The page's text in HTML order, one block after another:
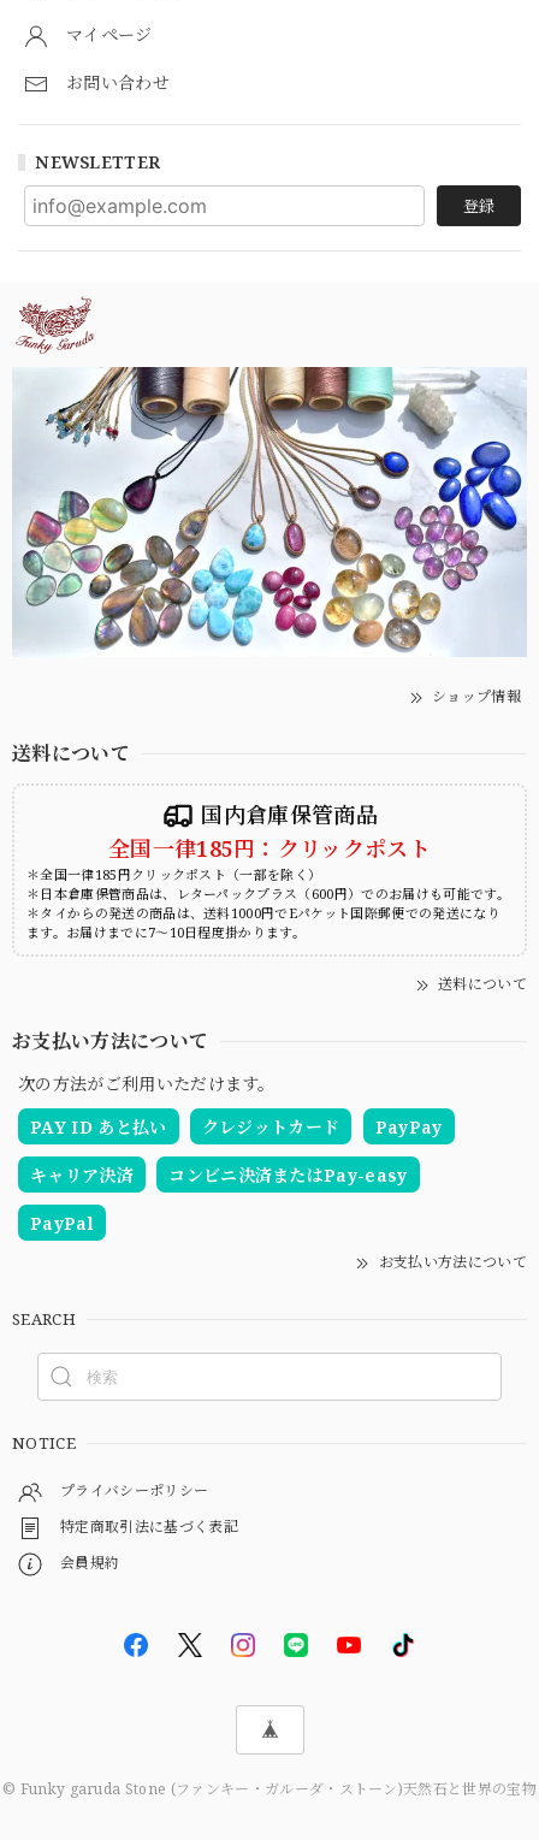
マイページ
お問い合わせ
NEWSLETTER
登録
ショップ情報
送料について
国内倉庫保管商品
全国一律185円：クリックポスト
＊全国一律185円クリックポスト（一部を除く）
＊日本倉庫保管商品は、レターパックプラス（600円）でのお届けも可能です。
＊タイからの発送の商品は、送料1000円でEパケット国際郵便での発送になり
ます。お届けまでに7～10日程度掛かります。
送料について
お支払い方法について
次の方法がご利用いただけます。
PAY ID あと払い
クレジットカード PayPay
キャリア決済 コンビニ決済またはPay-easy
PayPal
お支払い方法について
SEARCH
NOTICE
プライバシーポリシー
特定商取引法に基づく表記
会員規約
© Funky garuda Stone (ファンキー・ガルーダ・ストーン)天然石と世界の宝物